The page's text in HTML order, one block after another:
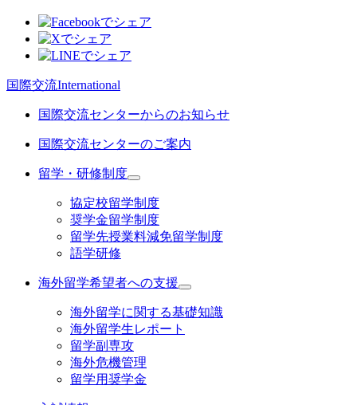
国際交流International
国際交流センターからのお知らせ
国際交流センターのご案内
留学・研修制度
協定校留学制度
奨学金留学制度
留学先授業料減免留学制度
語学研修
海外留学希望者への支援
海外留学に関する基礎知識
海外留学生レポート
留学副専攻
海外危機管理
留学用奨学金